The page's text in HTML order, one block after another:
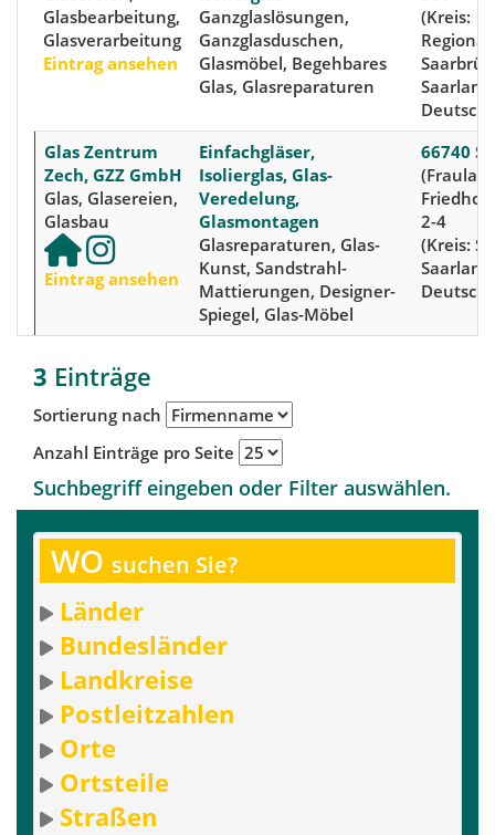
Glasbearbeitung,
Glasverarbeitung
Eintrag ansehen
Ganzglaslösungen,
Ganzglasduschen,
Glasmöbel, Begehbares
Glas, Glasreparaturen
(Kreis:
Saarland,
Glas Zentrum
Zech, GZZ GmbH
Glas, Glasereien,
Glasbau
Eintrag ansehen
Einfachgläser,
Isolierglas, Glas-
Veredelung,
Glasmontagen
Glasreparaturen, Glas-
Kunst, Sandstrahl-
Mattierungen, Designer-
Spiegel, Glas-Möbel
66740
2-4
(Kreis:
Saarland,
3 Einträge
Sortierung nach
Anzahl Einträge pro Seite
Suchbegriff eingeben oder Filter auswählen.
WO suchen Sie?
Länder
Bundesländer
Landkreise
Postleitzahlen
Orte
Ortsteile
Straßen